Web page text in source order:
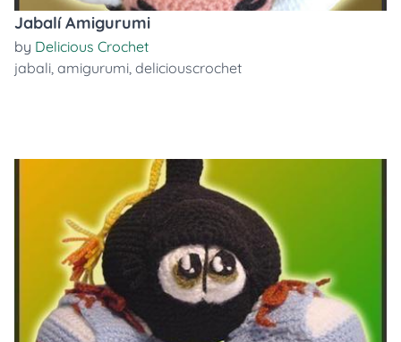
Jabalí Amigurumi
by Delicious Crochet
jabali, amigurumi, deliciouscrochet